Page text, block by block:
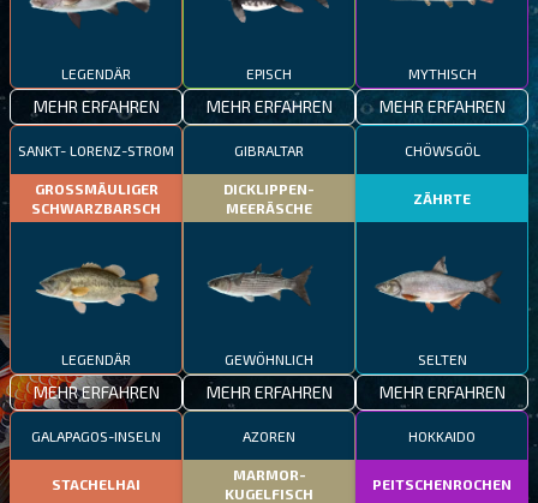
LEGENDÄR
MEHR ERFAHREN
EPISCH
MEHR ERFAHREN
MYTHISCH
MEHR ERFAHREN
SANKT- LORENZ-STROM
GROSSMÄULIGER
SCHWARZBARSCH
LEGENDÄR
MEHR ERFAHREN
GIBRALTAR
DICKLIPPEN-
MEERÄSCHE
GEWÖHNLICH
MEHR ERFAHREN
CHÖWSGÖL
ZÄHRTE
SELTEN
MEHR ERFAHREN
GALAPAGOS-INSELN
STACHELHAI
AZOREN
MARMOR-
KUGELFISCH
HOKKAIDO
PEITSCHENROCHEN